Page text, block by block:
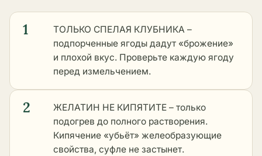
1
ТОЛЬКО СПЕЛАЯ КЛУБНИКА –
подпорченные ягоды дадут «брожение»
и плохой вкус. Проверьте каждую ягоду
перед измельчением.
2
ЖЕЛАТИН НЕ КИПЯТИТЕ – только
подогрев до полного растворения.
Кипячение «убьёт» желеобразующие
свойства, суфле не застынет.